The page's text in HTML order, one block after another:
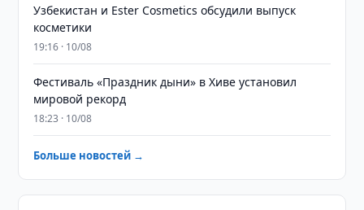
Узбекистан и Ester Cosmetics обсудили выпуск
косметики
19:16 · 10/08
Фестиваль «Праздник дыни» в Хиве установил
мировой рекорд
18:23 · 10/08
Больше новостей →